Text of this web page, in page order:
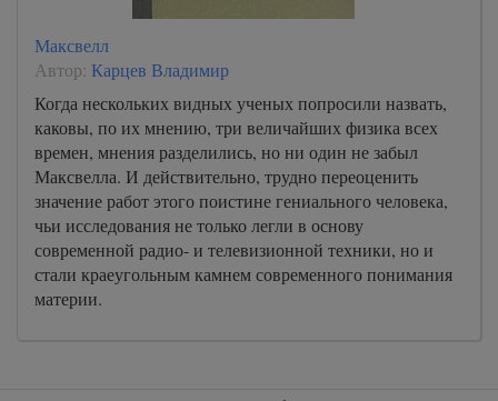
Максвелл
Автор: Карцев Владимир
Когда нескольких видных ученых попросили назвать,
каковы, по их мнению, три величайших физика всех
времен, мнения разделились, но ни один не забыл
Максвелла. И действительно, трудно переоценить
значение работ этого поистине гениального человека,
чьи исследования не только легли в основу
современной радио- и телевизионной техники, но и
стали краеугольным камнем современного понимания
материи.